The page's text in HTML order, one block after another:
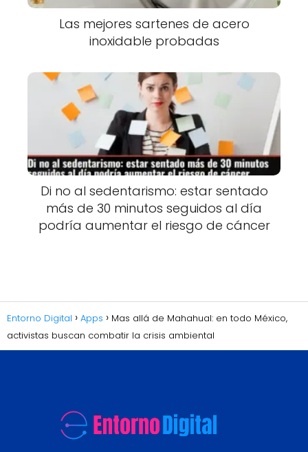
Las mejores sartenes de acero
inoxidable probadas
Di no al sedentarismo: estar sentado
más de 30 minutos seguidos al día
podría aumentar el riesgo de cáncer
Entorno Digital Apps
Mas allá de Mahahual: en todo México,
activistas buscan combatir la crisis ambiental